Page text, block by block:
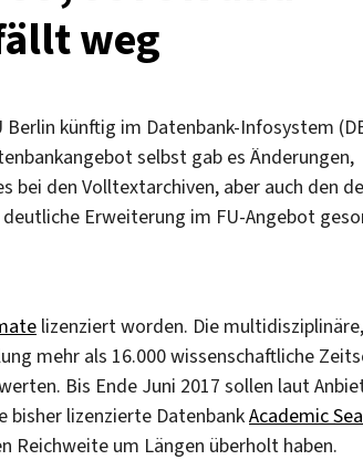
weg
künftig im Datenbank-Infosystem
selbst gab es Änderungen,
bei den Volltextarchiven, aber auch den
Erweiterung im FU-Angebot
lizenziert worden. Die multidisziplinäre,
mehr als 16.000 wissenschaftliche
Bis Ende Juni 2017 sollen laut
bisher lizenzierte DatenbankAcademic
Reichweite um Längen überholt haben.